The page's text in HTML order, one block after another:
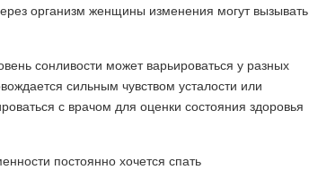
организм женщины изменения могут вызывать
сонливости может варьироваться у разных
сильным чувством усталости или
с врачом для оценки состояния здоровья
постоянно хочется спать